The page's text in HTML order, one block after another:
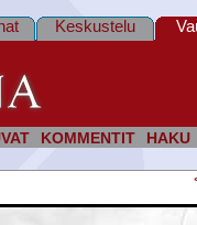
KOMMENTIT HAKU
Keskustelu